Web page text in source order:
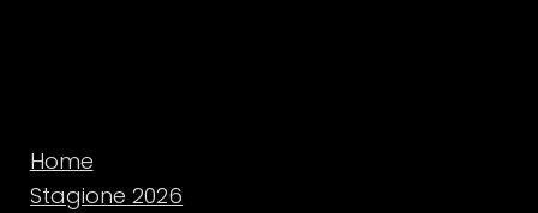
Home
Stagione 2026